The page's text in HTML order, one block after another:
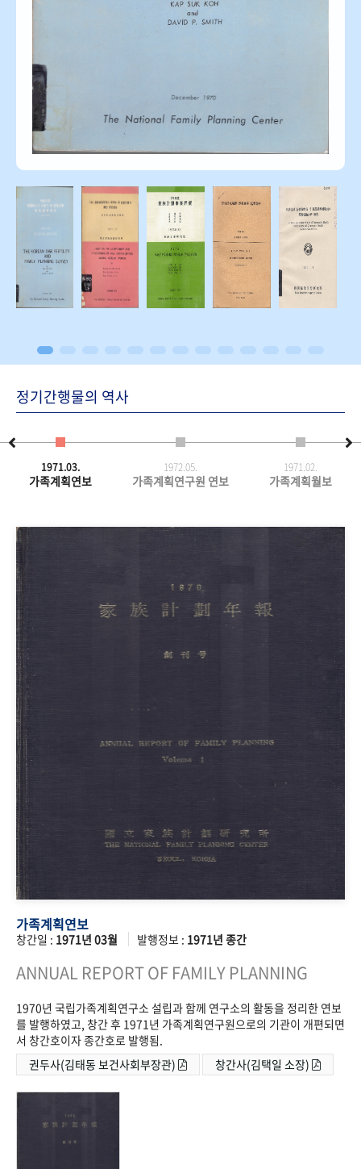
정기간행물의 역사
1971.03.
가족계획연보
1972.05.
가족계획연구원 연보
1971.02.
가족계획월보
가족계획연보
창간일 : 1971년 03월 발행정보 : 1971년 종간
ANNUAL REPORT OF FAMILY PLANNING
1970년 국립가족계획연구소 설립과 함께 연구소의 활동을 정리한 연보
를 발행하였고, 창간 후 1971년 가족계획연구원으로의 기관이 개편되면
서 창간호이자 종간호로 발행됨.
권두사(김태동 보건사회부장관)
창간사(김택일 소장)